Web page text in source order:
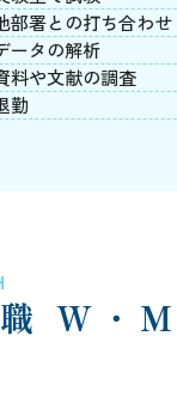
部署との打ち合わせ
ータの解析
料や文献の調査
勤
W・M